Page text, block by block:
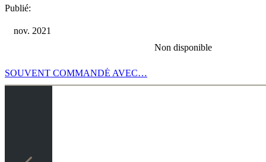
Publié:
nov. 2021
Non disponible
SOUVENT COMMANDÉ AVEC…